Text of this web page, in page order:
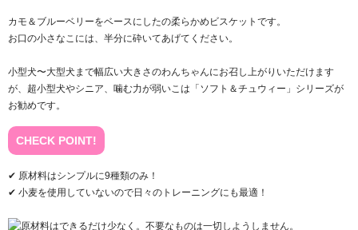
カモ＆ブルーベリーをベースにしたの柔らかめビスケットです。
お口の小さなこには、半分に砕いてあげてください。
小型犬〜大型犬まで幅広い大きさのわんちゃんにお召し上がりいただけます
が、超小型犬やシニア、噛む力が弱いこは「ソフト＆チュウィー」シリーズが
お勧めです。
CHECK POINT!
✔ 原材料はシンプルに9種類のみ！
✔ 小麦を使用していないので日々のトレーニングにも最適！